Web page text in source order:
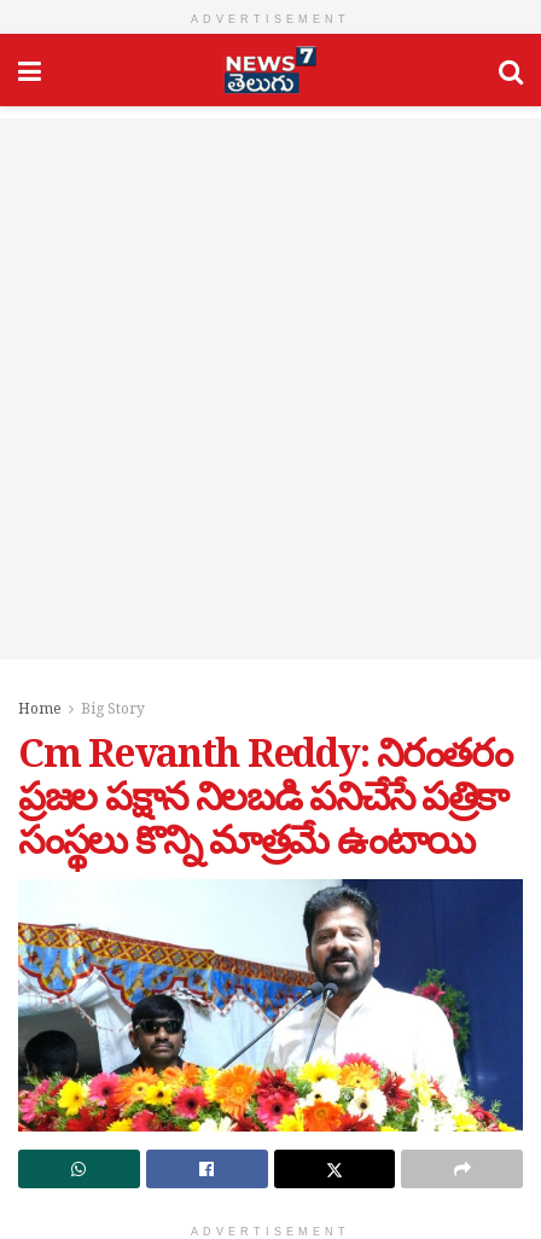
ADVERTISEMENT
Home Big Story
Cm Revanth Reddy: నిరంతరం
ప్రజల పక్షాన నిలబడి పనిచేసే పత్రికా
సంస్థలు కొన్ని మాత్రమే ఉంటాయి
ADVERTISEMENT